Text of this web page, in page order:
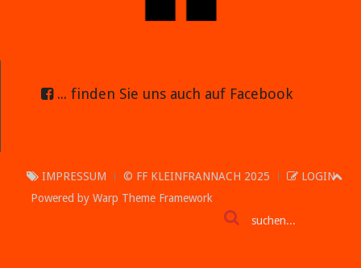
... finden Sie uns auch auf Facebook
IMPRESSUM © FF KLEINFRANNACH 2025
LOGIN
Powered by Warp Theme Framework